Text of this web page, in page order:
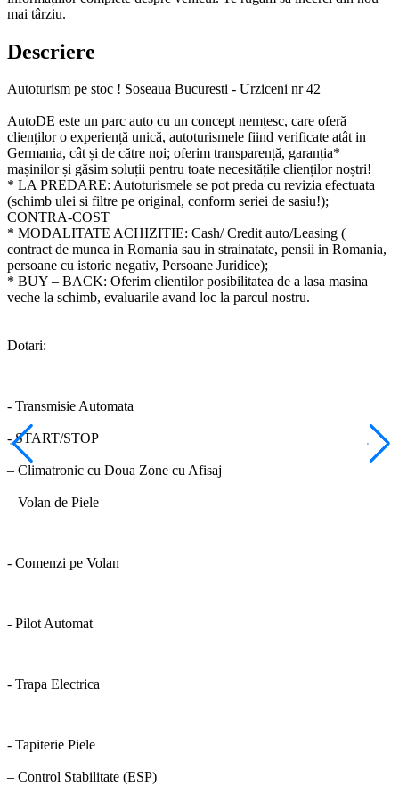
mai târziu.
Descriere
Autoturism pe stoc ! Soseaua Bucuresti - Urziceni nr 42
AutoDE este un parc auto cu un concept nemțesc, care oferă
clienților o experiență unică, autoturismele fiind verificate atât in
Germania, cât și de către noi; oferim transparență, garanția*
mașinilor și găsim soluții pentru toate necesitățile clienților noștri!
* LA PREDARE: Autoturismele se pot preda cu revizia efectuata
(schimb ulei si filtre pe original, conform seriei de sasiu!);
CONTRA-COST
* MODALITATE ACHIZITIE: Cash/ Credit auto/Leasing (
contract de munca in Romania sau in strainatate, pensii in Romania,
persoane cu istoric negativ, Persoane Juridice);
* BUY – BACK: Oferim clientilor posibilitatea de a lasa masina
veche la schimb, evaluarile avand loc la parcul nostru.
Dotari:
- Transmisie Automata
- START/STOP
– Climatronic cu Doua Zone cu Afisaj
– Volan de Piele
- Comenzi pe Volan
- Pilot Automat
- Trapa Electrica
- Tapiterie Piele
– Control Stabilitate (ESP)